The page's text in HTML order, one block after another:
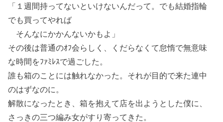
「１週間持ってないといけないんだって。でも結婚指輪
でも買ってやれば
そんなにかかんないかもよ」
その後は普通のｵﾌ会らしく、くだらなくて怠惰で無意味
な時間をﾌｧﾐﾚｽで過ごした。
誰も箱のことには触れなかった。それが目的で来た連中
のはずなのに。
解散になったとき、箱を抱えて店を出ようとした僕に、
さっきの三つ編み女がすり寄ってきた。